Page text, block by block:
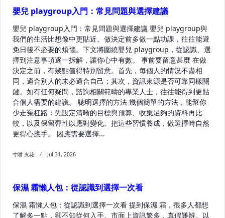
嬰兒 playgroup入門：常見問題與選擇建議
嬰兒 playgroup入門：常見問題與選擇建議 嬰兒 playgroup與
我們的生活比想像中更貼近。做決定前多做一點功課，往往能避
免日後不必要的煩惱。下文將圍繞嬰兒 playgroup，從認識、選
擇到注意事項逐一拆解，讓你心中有數。 事前要留意甚麼 在做
決定之前，有幾點值得特別留意。首先，每個人的情況不盡相
同，適合別人的未必適合自己；其次，資訊來源是否可靠同樣關
鍵。如有任何疑問，諮詢相關範疇的專業人士，往往能得到更貼
合個人需要的建議。 聰明選擇的方法 幾個簡單的方法，能幫你
少走冤枉路：先設定清晰的目標與預算、收集足夠的資料再比
較，以及保留彈性以應對變化。把這些習慣養成，做選擇時自然
更得心應手。 因應需要選擇...
寸嘴 火花 Jul 31, 2026
保濕 霜懶人包：從認識到選擇一次看
保濕 霜懶人包：從認識到選擇一次看 提到保濕 霜，很多人都想
了解多一點，卻不知從何入手。市面上資訊繁多，真假難辨。以